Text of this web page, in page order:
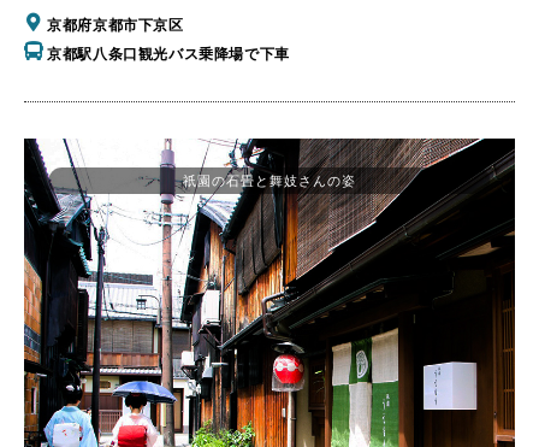
京都府京都市下京区
京都駅八条口観光バス乗降場で下車
祇園の石畳と舞妓さんの姿